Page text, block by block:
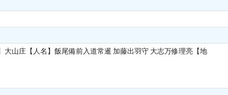
山庄【人名】飯尾備前入道常暹 加藤出羽守 大志万修理亮【地